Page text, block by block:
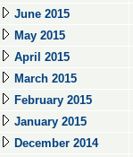
June 2015
May 2015
April 2015
March 2015
February 2015
January 2015
December 2014